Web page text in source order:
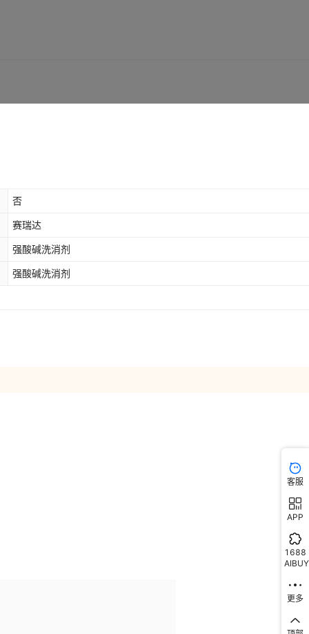
否
赛瑞达
强酸碱洗消剂
强酸碱洗消剂
客服
APP
1688
AIBUY
更多